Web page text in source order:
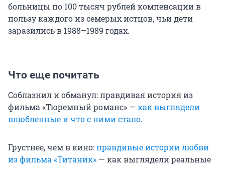
больницы по 100 тысяч рублей компенсации в
пользу каждого из семерых истцов, чьи дети
заразились в 1988–1989 годах.
Что еще почитать
Соблазнил и обманул: правдивая история из
фильма «Тюремный романс» — как выглядели
влюбленные и что с ними стало.
Грустнее, чем в кино:правдивые истории любви
из фильма «Титаник» — как выглядели реальные